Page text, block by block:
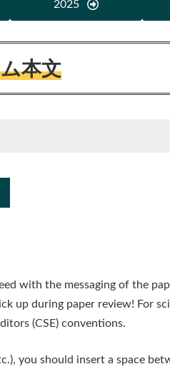
2025
本文
with the messaging of the
up during paper review! For
(CSE) conventions.
you should insert a space